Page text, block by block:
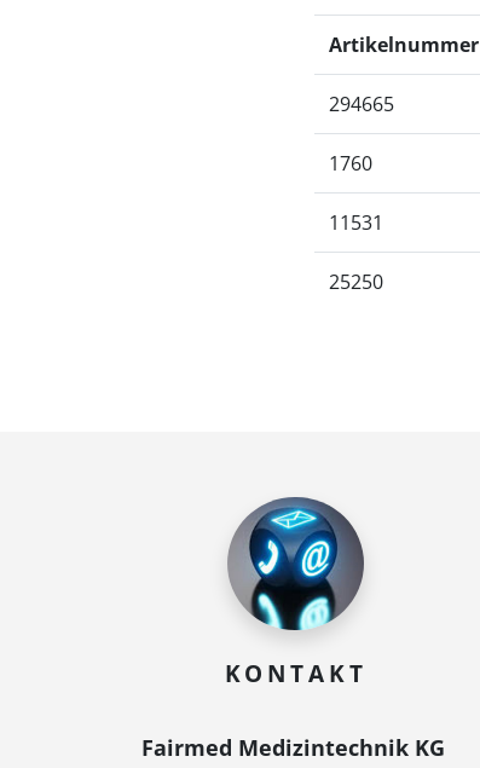
Artikelnummer
294665
1760
11531
25250
KONTAKT
Fairmed Medizintechnik KG